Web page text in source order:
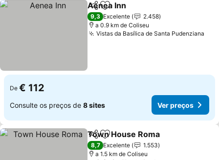
PartilharAdicionar aos favoritos
Aenea Inn
9,3 Excelente
2.458
a 0.9 km de Coliseu
Vistas da Basílica de Santa Pudenziana
De € 112
Consulte os preços de 8 sites Ver preços
PartilharAdicionar aos favoritos
Town House Roma
8,7 Excelente
1.553
a 1.5 km de Coliseu